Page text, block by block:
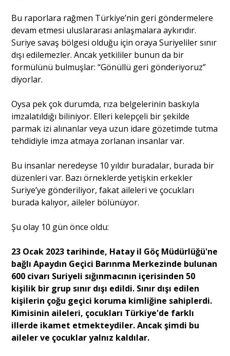
Bu raporlara rağmen Türkiye’nin geri göndermelere
devam etmesi uluslararası anlaşmalara aykırıdır.
Suriye savaş bölgesi olduğu için oraya Suriyeliler sınır
dışı edilemezler. Ancak yetkililer bunun da bir
formülünü bulmuşlar: “Gönüllü geri gönderiyoruz”
diyorlar.
Oysa pek çok durumda, rıza belgelerinin baskıyla
imzalatıldığı biliniyor. Elleri kelepçeli bir şekilde
parmak izi alınanlar veya uzun idare gözetimde tutma
tehdidiyle imza atmaya zorlanan insanlar var.
Bu insanlar neredeyse 10 yıldır buradalar, burada bir
düzenleri var. Bazı örneklerde yetişkin erkekler
Suriye’ye gönderiliyor, fakat aileleri ve çocukları
burada kalıyor, aileler bölünüyor.
Şu olay 10 gün önce oldu:
23 Ocak 2023 tarihinde, Hatay il Göç Müdürlüğü'ne
bağlı Apaydın Geçici Barınma Merkezinde bulunan
600 civarı Suriyeli sığınmacının içerisinden 50
kişilik bir grup sınır dışı edildi. Sınır dışı edilen
kişilerin çoğu geçici koruma kimliğine sahiplerdi.
Kimisinin aileleri, çocukları Türkiye'de farklı
illerde ikamet etmekteydiler. Ancak şimdi bu
aileler ve çocuklar yalnız kaldılar.